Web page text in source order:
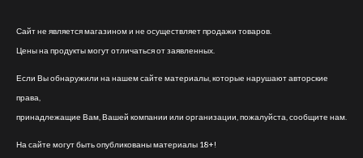
Сайт не является магазином и не осуществляет продажи товаров.
Цены на продукты могут отличаться от заявленных.
Если Вы обнаружили на нашем сайте материалы, которые нарушают авторские
права,
принадлежащие Вам, Вашей компании или организации, пожалуйста, сообщите нам.
На сайте могут быть опубликованы материалы 18+!